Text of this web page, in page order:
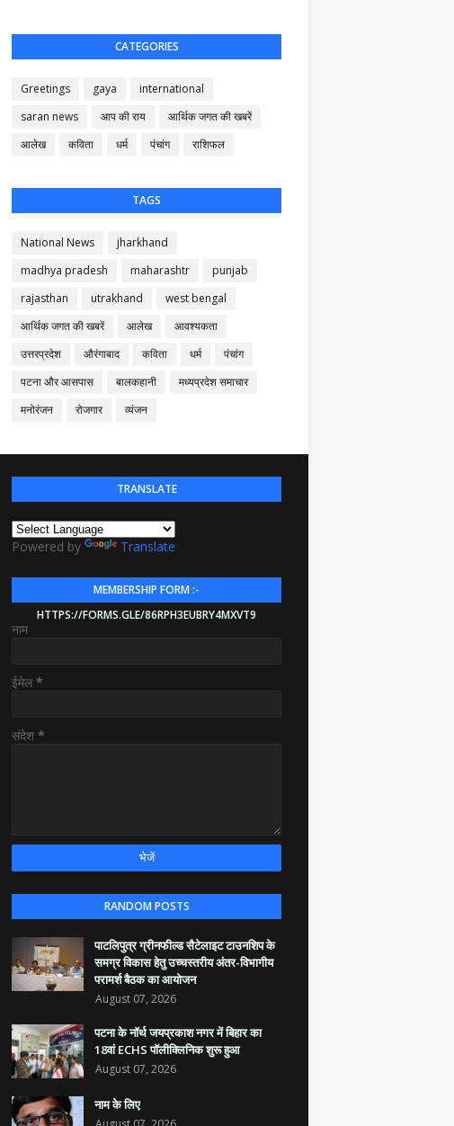
CATEGORIES
Greetings gaya
international
saran news
आप की राय
आर्थिक जगत की खबरें
आलेख
कविता धर्म पंचांग राशिफल
TAGS
National News
jharkhand
madhya pradesh
maharashtr
punjab
rajasthan
utrakhand
west bengal
आर्थिक जगत की खबरें
आलेख
आवश्यकता
उत्तरप्रदेश
औरंगाबाद कविता धर्म
पंचांग
पटना और आसपास
बालकहानी
मध्यप्रदेश समाचार
मनोरंजन
रोजगार व्यंजन
TRANSLATE
Powered by Translate
MEMBERSHIP FORM :-
HTTPS://FORMS.GLE/86RPH3EUBRY4MXVT9
नाम
ईमेल *
संदेश *
RANDOM POSTS
पाटलिपुत्र ग्रीनफील्ड सैटेलाइट टाउनशिप के
समग्र विकास हेतु उच्चस्तरीय अंतर-विभागीय
परामर्श बैठक का आयोजन
August 07, 2026
पटना के नॉर्थ जयप्रकाश नगर में बिहार का
18वां ECHS पॉलीक्लिनिक शुरू हुआ
August 07, 2026
नाम के लिए